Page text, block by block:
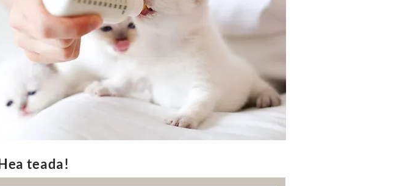
teada!